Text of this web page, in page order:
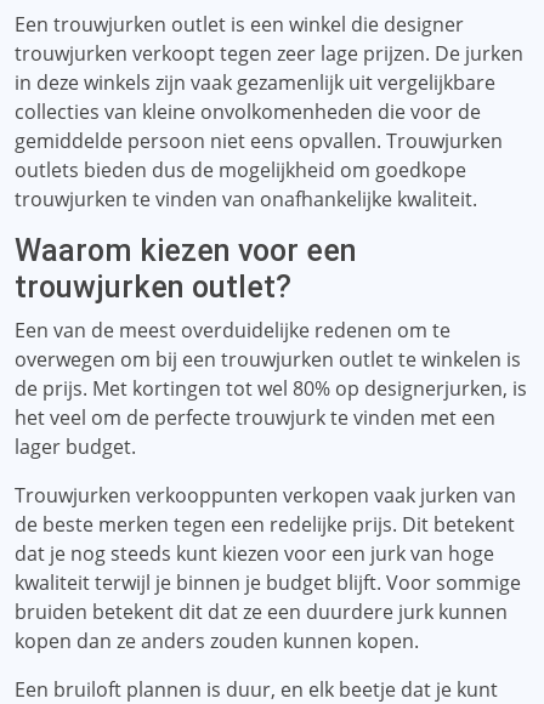
Een trouwjurken outlet is een winkel die designer
trouwjurken verkoopt tegen zeer lage prijzen. De jurken
in deze winkels zijn vaak gezamenlijk uit vergelijkbare
collecties van kleine onvolkomenheden die voor de
gemiddelde persoon niet eens opvallen. Trouwjurken
outlets bieden dus de mogelijkheid om goedkope
trouwjurken te vinden van onafhankelijke kwaliteit.
Waarom kiezen voor een
trouwjurken outlet?
Een van de meest overduidelijke redenen om te
overwegen om bij een trouwjurken outlet te winkelen is
de prijs. Met kortingen tot wel 80% op designerjurken, is
het veel om de perfecte trouwjurk te vinden met een
lager budget.
Trouwjurken verkooppunten verkopen vaak jurken van
de beste merken tegen een redelijke prijs. Dit betekent
dat je nog steeds kunt kiezen voor een jurk van hoge
kwaliteit terwijl je binnen je budget blijft. Voor sommige
bruiden betekent dit dat ze een duurdere jurk kunnen
kopen dan ze anders zouden kunnen kopen.
Een bruiloft plannen is duur, en elk beetje dat je kunt